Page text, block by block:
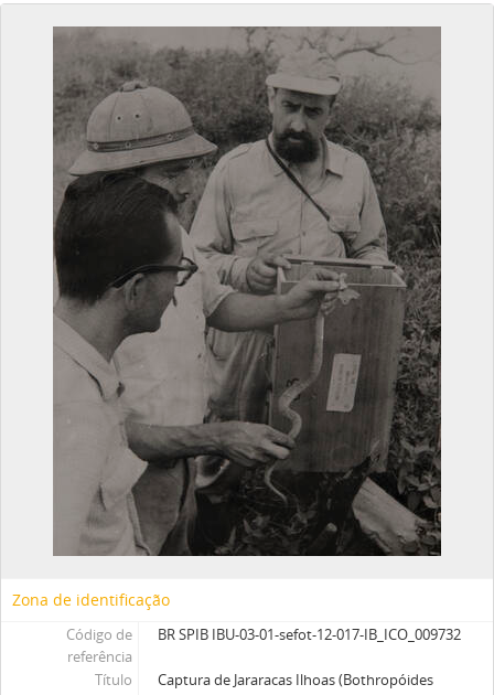
Zona de identificação
Código de
referência
BR SPIB IBU-03-01-sefot-12-017-IB_ICO_009732
Título
Captura de Jararacas Ilhoas (Bothropóides